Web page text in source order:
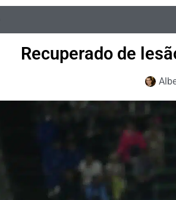
Recuperado de